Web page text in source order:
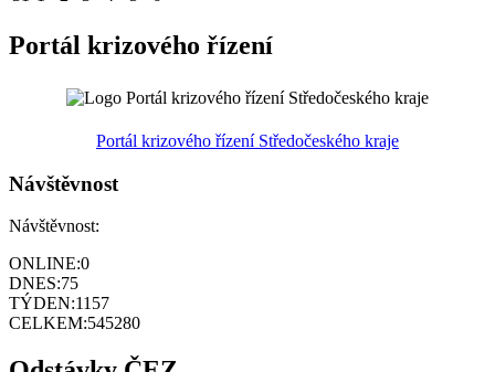
Portál krizového řízení
Portál krizového řízení Středočeského kraje
Návštěvnost
Návštěvnost:
ONLINE:0
DNES:75
TÝDEN:1157
CELKEM:545280